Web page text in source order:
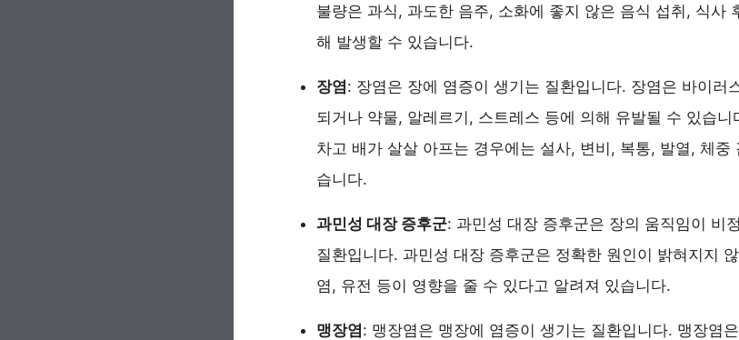
불량은 과식, 과도한 음주, 소화에 좋지 않은 음식 섭취, 식사
해 발생할 수 있습니다.
장염: 장염은 장에 염증이 생기는 질환입니다. 장염은 바이러
되거나 약물, 알레르기, 스트레스 등에 의해 유발될 수 있습
차고 배가 살살 아프는 경우에는 설사, 변비, 복통, 발열, 체중
습니다.
과민성 대장 증후군: 과민성 대장 증후군은 장의 움직임이 비
질환입니다. 과민성 대장 증후군은 정확한 원인이 밝혀지지
염, 유전 등이 영향을 줄 수 있다고 알려져 있습니다.
맹장염: 맹장염은 맹장에 염증이 생기는 질환입니다. 맹장염